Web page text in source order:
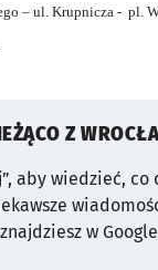
– ul. Krupnicza - pl.
Z
aby wiedzieć, co
w